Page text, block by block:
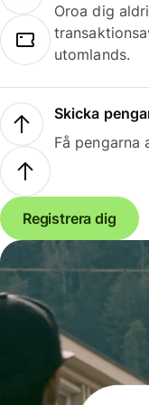
Oroa dig
utomlands.
Skicka
Få pengarna
Registrera dig